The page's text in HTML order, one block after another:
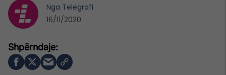
Nga Telegrafi
16/11/2020